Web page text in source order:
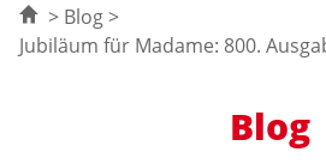
Blog
Jubiläum für Madame: 800.
Blog